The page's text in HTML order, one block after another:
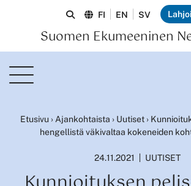
Suomen Ekumeeninen
FI EN SV
Etusivu › Ajankohtaista › Uutiset›
hengellistä väkivaltaa kokeneiden
24.11.2021 UUTISET